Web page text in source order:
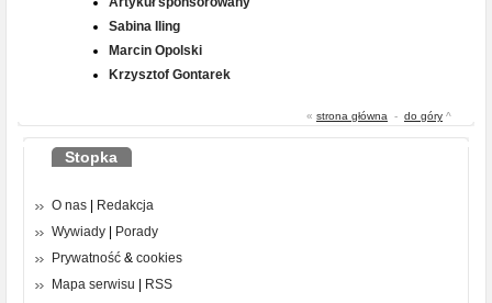
Sabina Iling
Marcin Opolski
Krzysztof Gontarek
« strona główna - do góry ^
Stopka
O nas
Redakcja
Wywiady
Porady
Prywatność & cookies
Mapa serwisu
RSS